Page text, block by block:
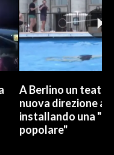
A Berlino un
nuova direzione
installando una
popolare"